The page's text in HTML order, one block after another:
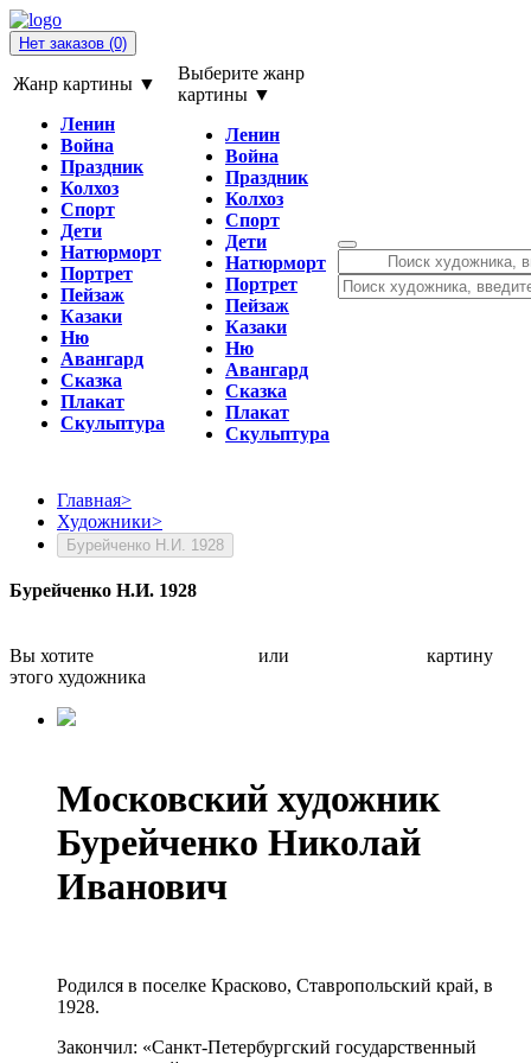
Нет заказов (0)
Жанр картины ▼
Ленин
Война
Праздник
Колхоз
Спорт
Дети
Натюрморт
Портрет
Пейзаж
Казаки
Ню
Авангард
Сказка
Плакат
Скульптура
Выберите жанр
картины ▼
Ленин
Война
Праздник
Колхоз
Спорт
Дети
Натюрморт
Портрет
Пейзаж
Казаки
Ню
Авангард
Сказка
Плакат
Скульптура
Главная>
Художники>
Бурейченко Н.И. 1928
Бурейченко Н.И. 1928
Вы хотите или
картину
этого художника
Московский художник
Бурейченко Николай
Иванович
Родился в поселке Красково, Ставропольский край, в
1928.
Закончил: «Санкт-Петербургский государственный